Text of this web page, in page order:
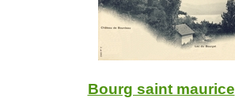
Bourg saint maurice